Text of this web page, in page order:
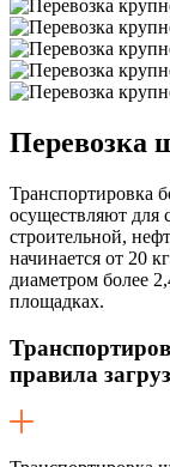
Перевозка
Транспортировка
осуществляют для
строительной,
начинается от 20
диаметром более
площадках.
правила